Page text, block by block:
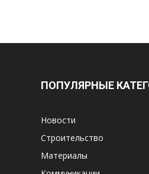
ПОПУЛЯРНЫЕ
Новости
Строительство
Материалы